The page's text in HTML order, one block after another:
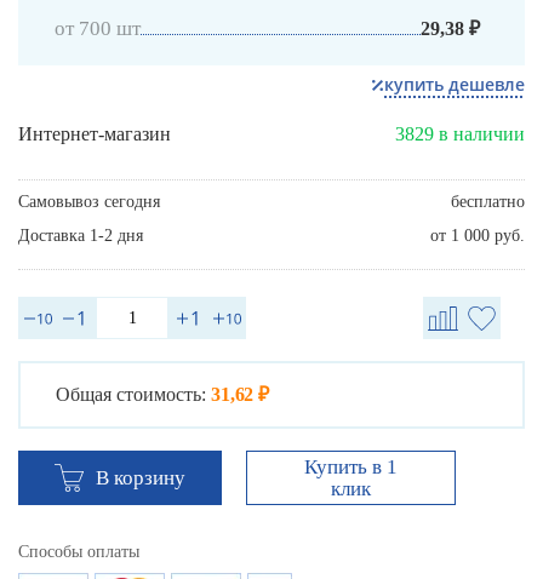
от 700 шт 29,38 ₽
купить дешевле
Интернет-магазин 3829 в наличии
Самовывоз сегодня
бесплатно
Доставка 1-2 дня
от 1 000 руб.
Общая стоимость: 31,62 ₽
В корзину
Купить в 1
клик
Способы оплаты